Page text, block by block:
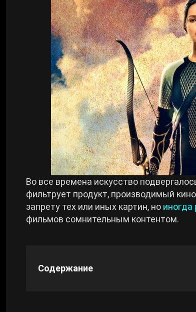
Crimson Desert
Zenless Zone Zero
Kingdom Come: Deliverance 2
Path of Exile 2
Wuthering Waves
Roblox
Hogwarts Legacy
Все игры
Билды Arknights: Endfield
Билды Wuthering Waves
Билды Cyberpunk 2077
Билды Path of Exile 2
Во все времена искусство
фильтрует продукт, производимый
запрету тех или иных картин, но иногда
фильмов сомнительным контентом.
Содержание